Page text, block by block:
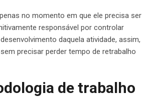
no momento em que ele precisa ser
responsável por controlar
daquela atividade, assim,
precisar perder tempo de retrabalho
de trabalho